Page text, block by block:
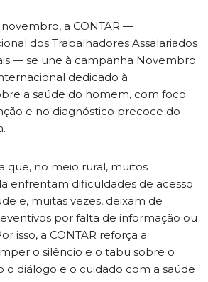
a CONTAR —
dos Trabalhadores Assalariados
— se une à campanha Novembro
dedicado à
a saúde do homem, com foco
e no diagnóstico precoce do
que, no meio rural, muitos
enfrentam dificuldades de acesso
e, muitas vezes, deixam de
por falta de informação ou
isso, a CONTAR reforça a
o silêncio e o tabu sobre o
o diálogo e o cuidado com a saúde